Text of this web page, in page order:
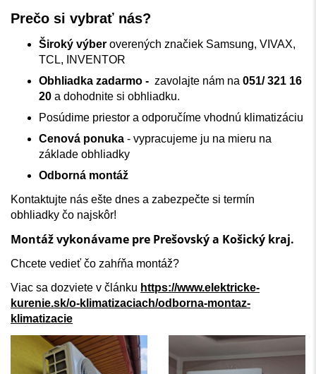
Prečo si vybrať nás?
Široký výber overených značiek Samsung, VIVAX,
TCL, INVENTOR
Obhliadka zadarmo - zavolajte nám na 051/ 321 16
20 a dohodnite si obhliadku.
Posúdime priestor a odporučíme vhodnú klimatizáciu
Cenová ponuka - vypracujeme ju na mieru na
základe obhliadky
Odborná montáž
Kontaktujte nás ešte dnes a zabezpečte si termín
obhliadky čo najskôr!
Montáž vykonávame pre Prešovský a Košický kraj.
Chcete vedieť čo zahŕňa montáž?
Viac sa dozviete v článku https://www.elektricke-
kurenie.sk/o-klimatizaciach/odborna-montaz-
klimatizacie